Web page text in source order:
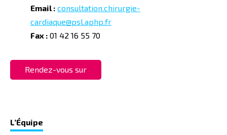
Email : consultation.chirurgie-
cardiaque@psl.aphp.fr
Fax : 01 42 16 55 70
Rendez-vous sur
L’Équipe